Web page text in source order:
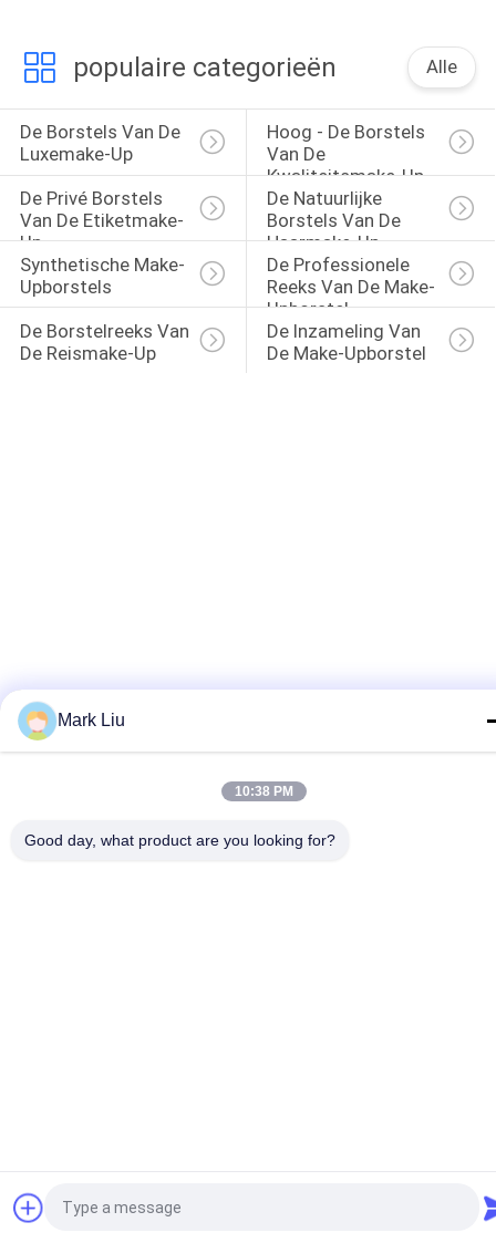
populaire categorieën Alle
De Borstels Van De
Luxemake-Up
Hoog - De Borstels
Van De
Kwaliteitsmake-Up
De Privé Borstels
Van De Etiketmake-
Up
De Natuurlijke
Borstels Van De
Haarmake-Up
Synthetische Make-
Upborstels
De Professionele
Reeks Van De Make-
Upborstel
De Borstelreeks Van
De Reismake-Up
De Inzameling Van
De Make-Upborstel
Vraag een offerte aan
Mark Liu
10:38 PM
Good day, what product are you looking for?